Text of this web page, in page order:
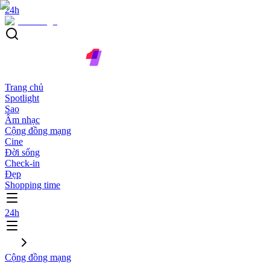
24h
Trang chủ
Spotlight
Sao
Âm nhạc
Cộng đồng mạng
Cine
Đời sống
Check-in
Đẹp
Shopping time
24h
Cộng đồng mạng